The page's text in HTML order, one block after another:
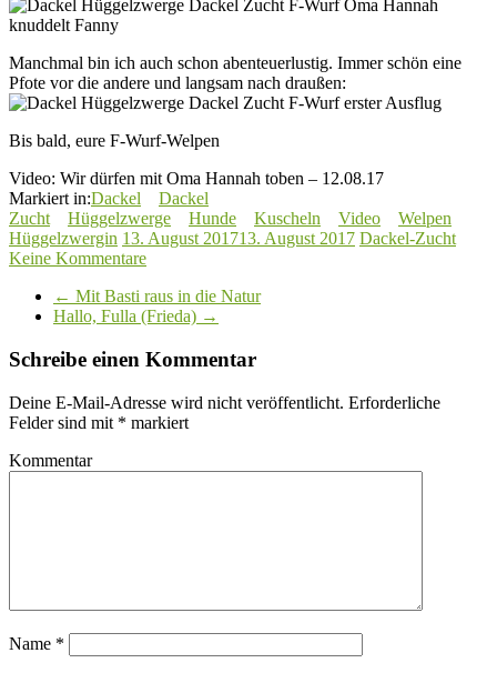
Manchmal bin ich auch schon abenteuerlustig. Immer schön eine
Pfote vor die andere und langsam nach draußen:
Bis bald, eure F-Wurf-Welpen
Video: Wir dürfen mit Oma Hannah toben – 12.08.17
Markiert in:Dackel
Dackel
Zucht
Hüggelzwerge Hunde Kuscheln Video
Welpen
Hüggelzwergin 13. August 201713. August 2017 Dackel-Zucht
Keine Kommentare
← Mit Basti raus in die Natur
Hallo, Fulla (Frieda) →
Schreibe einen Kommentar
Deine E-Mail-Adresse wird nicht veröffentlicht. Erforderliche
Felder sind mit * markiert
Kommentar
Name *